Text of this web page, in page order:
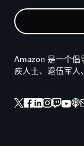
Amazon 是一个倡
疾人士、退伍军人